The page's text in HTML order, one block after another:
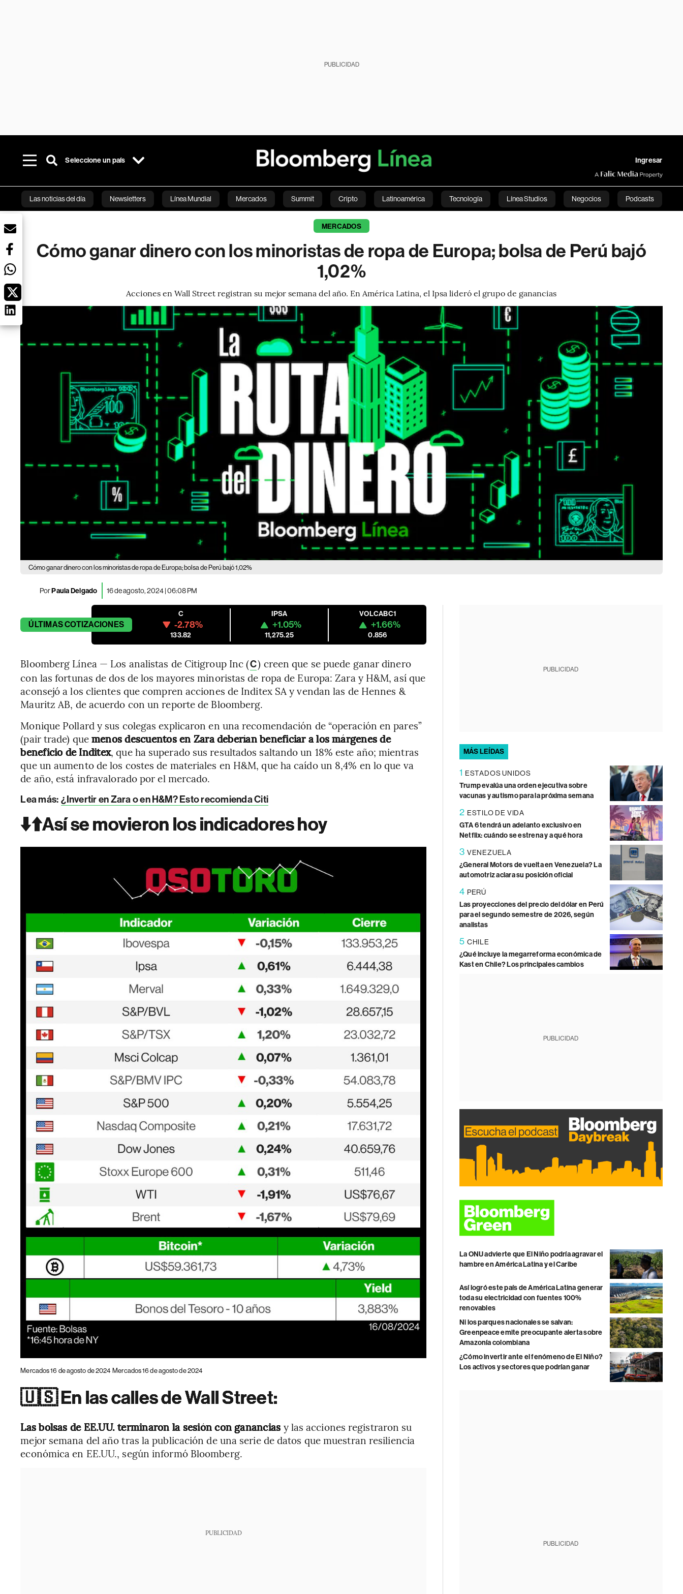
PUBLICIDAD
Seleccione un país Ingresar
Las noticias del día Newsletters Línea Mundial Mercados Summit Cripto Latinoamérica Tecnología Línea Studios Negocios Podcasts
Estilo de vida
MERCADOS
Cómo ganar dinero con los minoristas de ropa de Europa; bolsa de Perú bajó
1,02%
Acciones en Wall Street registran su mejor semana del año. En América Latina, el Ipsa lideró el grupo de ganancias
Cómo ganar dinero con los minoristas de ropa de Europa; bolsa de Perú bajó 1,02%
PorPaula Delgado 16 de agosto, 2024 | 06:08 PM
ÚLTIMASCOTIZACIONES
C
-2.78%
133.82
IPSA
+1.05%
11,275.25
VOLCABC1
+1.66%
0.856
Bloomberg Línea — Los analistas de Citigroup Inc (C) creen que se puede ganar dinero
con las fortunas de dos de los mayores minoristas de ropa de Europa: Zara y H&M, así que
aconsejó a los clientes que compren acciones de Inditex SA y vendan las de Hennes &
Mauritz AB, de acuerdo con un reporte de Bloomberg.
Monique Pollard y sus colegas explicaron en una recomendación de “operación en pares”
(pair trade) quemenos descuentos en Zara deberían beneficiar a los márgenes de
beneficio de Inditex, que ha superado sus resultados saltando un 18% este año; mientras
que un aumento de los costes de materiales en H&M, que ha caído un 8,4% en lo que va
de año, está infravalorado por el mercado.
Lea más: ¿Invertir en Zara o en H&M? Esto recomienda Citi
⬇️⬆️Así se movieron los indicadores hoy
Mercados 16 de agosto de 2024 Mercados 16 de agosto de 2024
🇺🇸 En las calles de Wall Street:
Las bolsas de EE.UU. terminaron la sesión con ganancias y las acciones registraron su
mejor semana del año tras la publicación de una serie de datos que muestran resiliencia
económica en EE.UU., según informó Bloomberg.
PUBLICIDAD
PUBLICIDAD
MÁS LEÍDAS
1 ESTADOS UNIDOS
Trump evalúa una orden ejecutiva sobre
vacunas y autismo para la próxima semana
2 ESTILO DE VIDA
GTA 6 tendrá un adelanto exclusivo en
Netflix: cuándo se estrena y a qué hora
3 VENEZUELA
¿General Motors de vuelta en Venezuela? La
automotriz aclara su posición oficial
4 PERÚ
Las proyecciones del precio del dólar en Perú
para el segundo semestre de 2026, según
analistas
5 CHILE
¿Qué incluye la megarreforma económica de
Kast en Chile? Los principales cambios
PUBLICIDAD
La ONU advierte que El Niño podría agravar el
hambre en América Latina y el Caribe
Así logró este país de América Latina generar
toda su electricidad con fuentes 100%
renovables
Ni los parques nacionales se salvan:
Greenpeace emite preocupante alerta sobre
Amazonía colombiana
¿Cómo invertir ante el fenómeno de El Niño?
Los activos y sectores que podrían ganar
PUBLICIDAD